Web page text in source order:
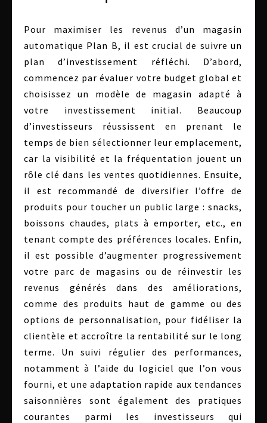
Pour maximiser les revenus d’un magasin
automatique Plan B, il est crucial de suivre un
plan d’investissement réfléchi. D’abord,
commencez par évaluer votre budget global et
choisissez un modèle de magasin adapté à
votre investissement initial. Beaucoup
d’investisseurs réussissent en prenant le
temps de bien sélectionner leur emplacement,
car la visibilité et la fréquentation jouent un
rôle clé dans les ventes quotidiennes. Ensuite,
il est recommandé de diversifier l’offre de
produits pour toucher un public large : snacks,
boissons chaudes, plats à emporter, etc., en
tenant compte des préférences locales. Enfin,
il est possible d’augmenter progressivement
votre parc de magasins ou de réinvestir les
revenus générés dans des améliorations,
comme des produits haut de gamme ou des
options de personnalisation, pour fidéliser la
clientèle et accroître la rentabilité sur le long
terme. Un suivi régulier des performances,
notamment à l’aide du logiciel que l’on vous
fourni, et une adaptation rapide aux tendances
saisonnières sont également des pratiques
courantes parmi les investisseurs qui